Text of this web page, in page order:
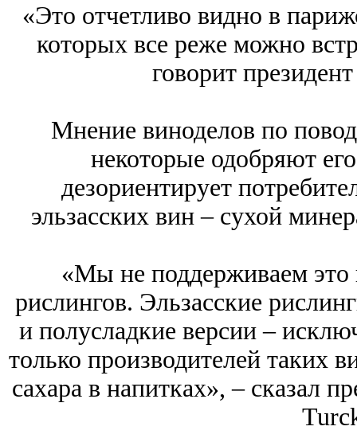
«Это отчетливо видно в
которых все реже можно
говорит
Мнение виноделов по
некоторые одобряют
дезориентирует
эльзасских вин – сухой
«Мы не поддерживаем это
рислингов. Эльзасские
и полусладкие версии –
только производителей таких
сахара в напитках», – сказал